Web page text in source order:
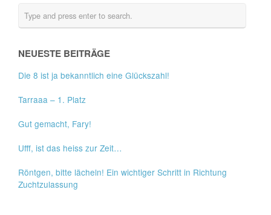
NEUESTE BEITRÄGE
Die 8 ist ja bekanntlich eine Glückszahl!
Tarraaa – 1. Platz
Gut gemacht, Fary!
Ufff, ist das heiss zur Zeit…
Röntgen, bitte lächeln! Ein wichtiger Schritt in Richtung
Zuchtzulassung